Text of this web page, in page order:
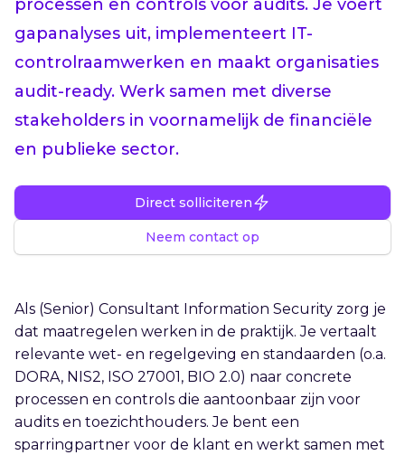
processen en controls voor audits. Je voert
gapanalyses uit, implementeert IT-
controlraamwerken en maakt organisaties
audit-ready. Werk samen met diverse
stakeholders in voornamelijk de financiële
en publieke sector.
Direct solliciteren
Neem contact op
Als (Senior) Consultant Information Security zorg je
dat maatregelen werken in de praktijk. Je vertaalt
relevante wet- en regelgeving en standaarden (o.a.
DORA, NIS2, ISO 27001, BIO 2.0) naar concrete
processen en controls die aantoonbaar zijn voor
audits en toezichthouders. Je bent een
sparringpartner voor de klant en werkt samen met